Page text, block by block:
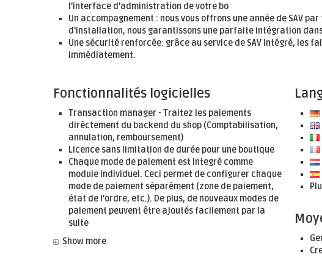
l’interface d’administration de votre bo
Un accompagnement : nous vous offrons une année de SAV
d'installation, nous garantissons une parfaite intégration
Une sécurité renforcée: grâce au service de SAV intégré, les
immédiatement.
Fonctionnalités logicielles
Transaction manager - Traitez les paiements
dirèctement du backend du shop (Comptabilisation,
annulation, remboursement)
Licence sans limitation de durée pour une boutique
Chaque mode de paiement est integré comme
module individuel. Ceci permet de configurer chaque
mode de paiement séparément (zone de paiement,
état de l'ordre, etc.). De plus, de nouveaux modes de
paiement peuvent être ajoutés facilement par la
suite
Show more